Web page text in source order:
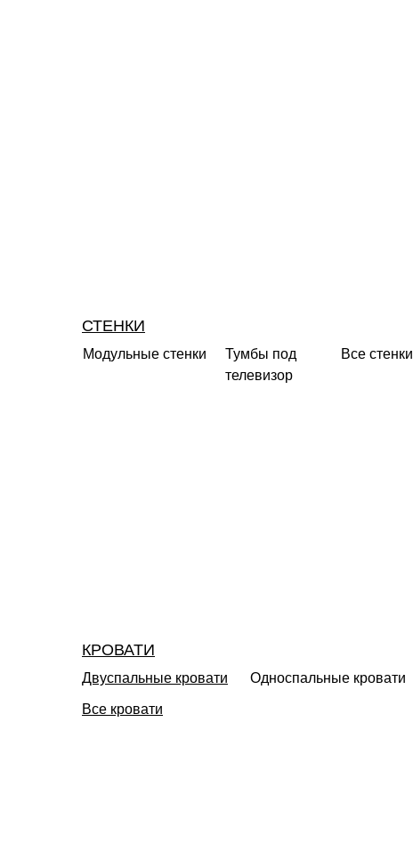
СТЕНКИ
Модульные стенки
Тумбы под
телевизор
Все стенки
КРОВАТИ
Двуспальные кровати Односпальные кровати
Все кровати